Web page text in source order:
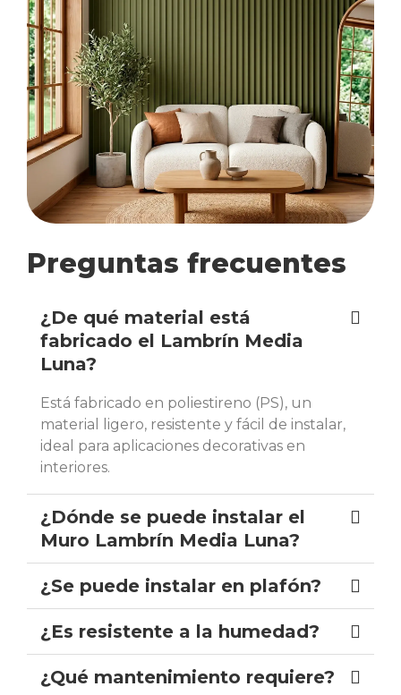
Preguntas frecuentes
¿De qué material está
fabricado el Lambrín Media
Luna?
Está fabricado en poliestireno (PS), un
material ligero, resistente y fácil de instalar,
ideal para aplicaciones decorativas en
interiores.
¿Dónde se puede instalar el
Muro Lambrín Media Luna?
¿Se puede instalar en plafón?
¿Es resistente a la humedad?
¿Qué mantenimiento requiere?